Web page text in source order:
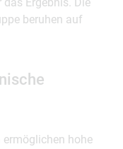
beruhen auf
ermöglichen hohe